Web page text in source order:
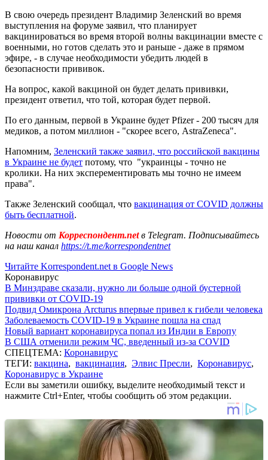
В свою очередь президент Владимир Зеленский во время
выступления на форуме заявил, что планирует
вакцинироваться во время второй волны вакцинации вместе с
военными, но готов сделать это и раньше - даже в прямом
эфире, - в случае необходимости убедить людей в
безопасности прививок.
На вопрос, какой вакциной он будет делать прививки,
президент ответил, что той, которая будет первой.
По его данным, первой в Украине будет Pfizer - 200 тысяч для
медиков, а потом миллион - "скорее всего, AstraZeneca".
Напомним, Зеленский также заявил, что российской вакцины
в Украине не будет потому, что "украинцы - точно не
кролики. На них эксперементировать мы точно не имеем
права".
Также Зеленский сообщал, что вакцинация от COVID должны
быть бесплатной.
Новости от Корреспондент.netв Telegram. Подписывайтесь
на наш канал https://t.me/korrespondentnet
Читайте Korrespondent.net в Google News
Коронавирус
В Минздраве сказали, нужно ли больше одной бустерной
прививки от COVID-19
Подвид Омикрона Arcturus впервые привел к гибели человека
Заболеваемость COVID-19 в Украине пошла на спад
Новый вариант коронавируса попал из Индии в Европу
В США отменили режим ЧС, введенный из-за COVID
СПЕЦТЕМА: Коронавирус
ТЕГИ: вакцина, вакцинация, Элвис Пресли, Коронавирус,
Коронавирус в Украине
Если вы заметили ошибку, выделите необходимый текст и
нажмите Ctrl+Enter, чтобы сообщить об этом редакции.